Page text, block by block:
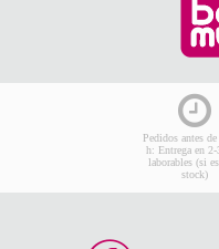
Pedidos antes
h: Entrega en 2-
laborables (si
stock)